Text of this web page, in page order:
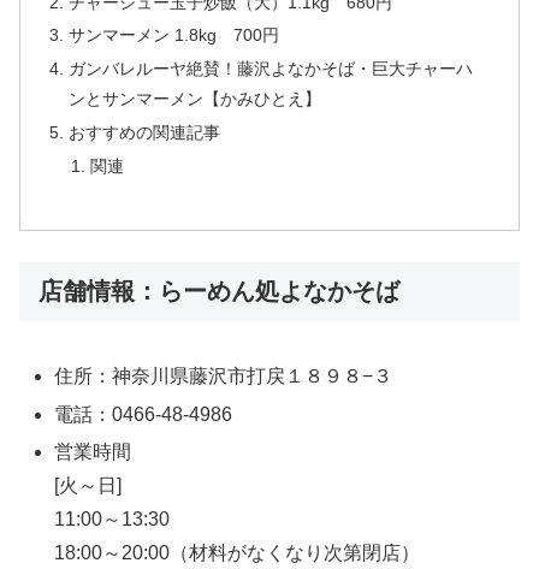
サンマーメン 1.8kg 700円
ガンバレルーヤ絶賛！藤沢よなかそば・巨大チャーハ
ンとサンマーメン【かみひとえ】
おすすめの関連記事
関連
店舗情報：らーめん処よなかそば
住所：神奈川県藤沢市打戻１８９８−３
電話：0466-48-4986
営業時間
[火～日]
11:00～13:30
18:00～20:00（材料がなくなり次第閉店）